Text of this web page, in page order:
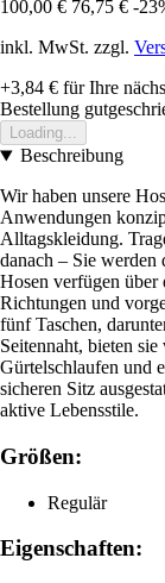
100,00 € 76,75 € -
inkl. MwSt. zzgl.
+3,84 € für Ihre
Bestellung
Loading...
Beschreibung
Wir haben unsere
Anwendungen
Alltagskleidung.
danach – Sie werden
Hosen verfügen über
Richtungen und
fünf Taschen,
Seitennaht, bieten
Gürtelschlaufen und
sicheren Sitz
aktive Lebensstile.
Größen:
Regulär
Eigenschaften: